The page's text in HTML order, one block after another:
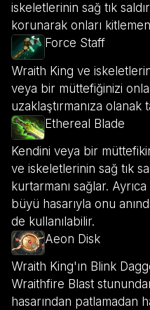
iskeletlerinin sağ tık
korunarak onları
Force Staff
Wraith King ve
veya bir müttefiğinizi
uzaklaştırmanıza olanak
Ethereal Blade
Kendini veya bir
ve iskeletlerinin sağ tık
kurtarmanı sağlar.
büyü hasarıyla onu
de kullanılabilir.
Aeon Disk
Wraith King'ın Blink
Wraithfire Blast
hasarından patlamadan